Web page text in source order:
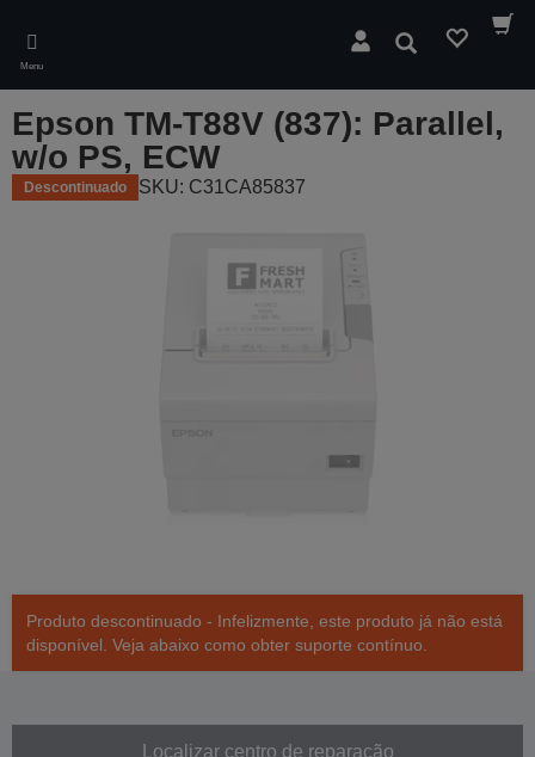
main
content
Menu
Pesquisar
Epson TM-T88V (837): Parallel,
w/o PS, ECW
Descontinuado SKU: C31CA85837
Produto descontinuado - Infelizmente, este produto já não está
disponível. Veja abaixo como obter suporte contínuo.
Localizar centro de reparação